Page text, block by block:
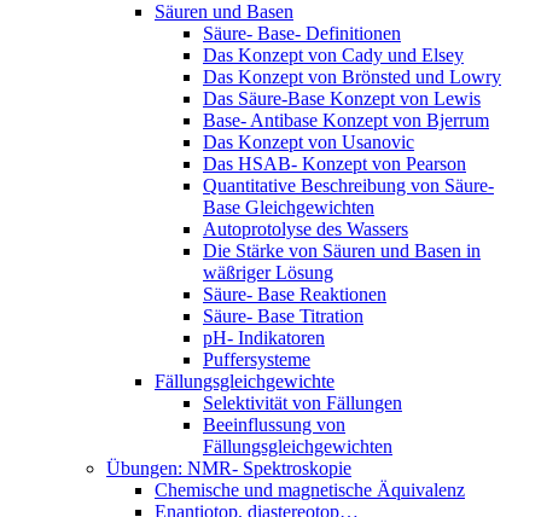
Säuren und Basen
Säure- Base- Definitionen
Das Konzept von Cady und Elsey
Das Konzept von Brönsted und Lowry
Das Säure-Base Konzept von Lewis
Base- Antibase Konzept von Bjerrum
Das Konzept von Usanovic
Das HSAB- Konzept von Pearson
Quantitative Beschreibung von Säure-
Base Gleichgewichten
Autoprotolyse des Wassers
Die Stärke von Säuren und Basen in
wäßriger Lösung
Säure- Base Reaktionen
Säure- Base Titration
pH- Indikatoren
Puffersysteme
Fällungsgleichgewichte
Selektivität von Fällungen
Beeinflussung von
Fällungsgleichgewichten
Übungen: NMR- Spektroskopie
Chemische und magnetische Äquivalenz
Enantiotop, diastereotop…